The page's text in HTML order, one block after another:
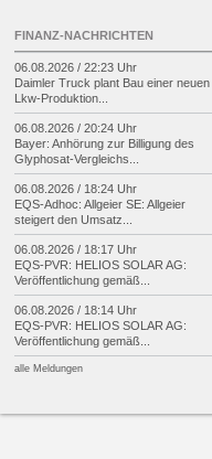
FINANZ-NACHRICHTEN
06.08.2026 / 22:23 Uhr
Daimler Truck plant Bau einer neuen
Lkw-Produktion...
06.08.2026 / 20:24 Uhr
Bayer: Anhörung zur Billigung des
Glyphosat-Vergleichs...
06.08.2026 / 18:24 Uhr
EQS-Adhoc: Allgeier SE: Allgeier
steigert den Umsatz...
06.08.2026 / 18:17 Uhr
EQS-PVR: HELIOS SOLAR AG:
Veröffentlichung gemäß...
06.08.2026 / 18:14 Uhr
EQS-PVR: HELIOS SOLAR AG:
Veröffentlichung gemäß...
alle Meldungen